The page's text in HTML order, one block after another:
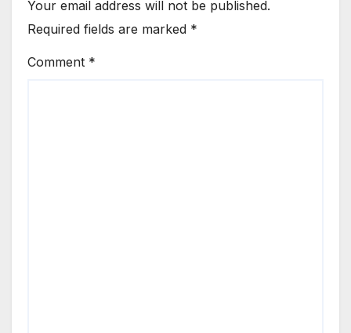
Your email address will not be published.
Required fields are marked *
Comment *